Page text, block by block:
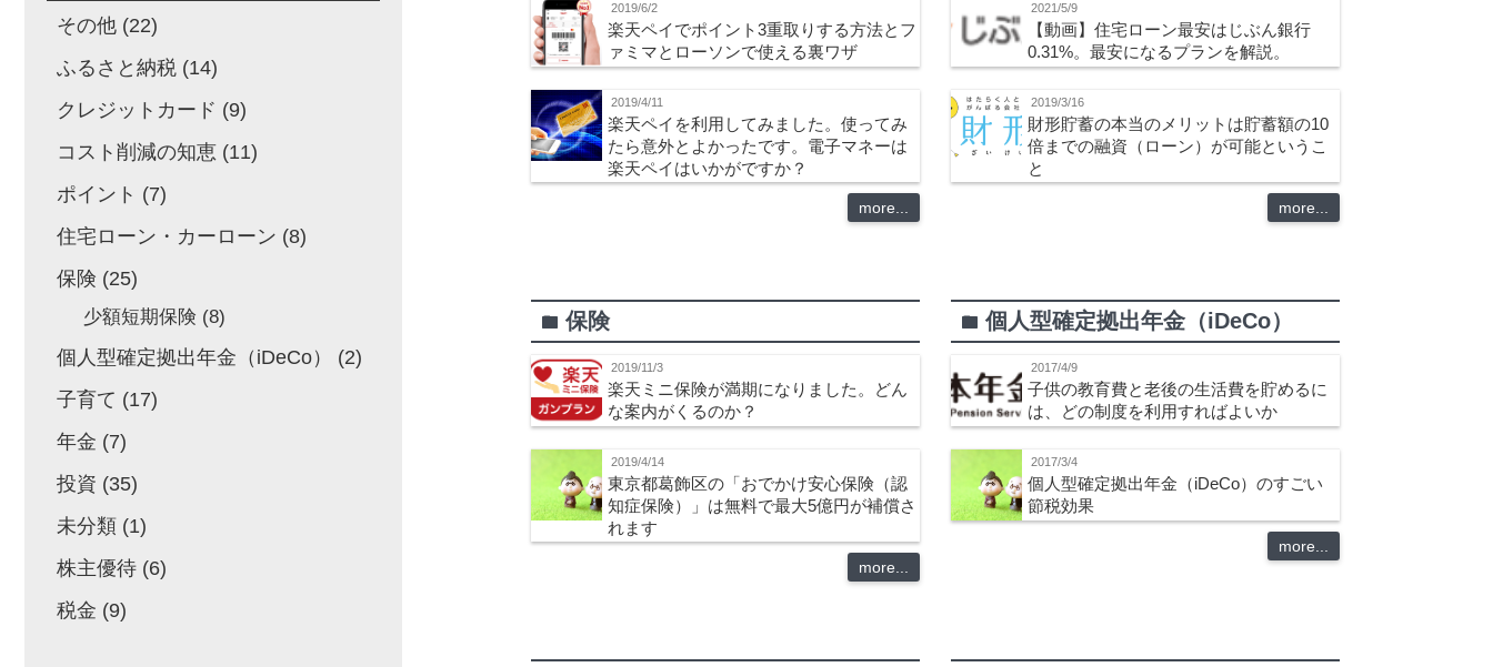
2019/6/2
楽天ペイでポイント3重取りする方法とフ
ァミマとローソンで使える裏ワザ
2019/4/11
楽天ペイを利用してみました。使ってみ
たら意外とよかったです。電子マネーは
楽天ペイはいかがですか？
more...
2021/5/9
【動画】住宅ローン最安はじぶん銀行
0.31%。最安になるプランを解説。
2019/3/16
財形貯蓄の本当のメリットは貯蓄額の10
倍までの融資（ローン）が可能というこ
と
more...
folder 保険
2019/11/3
楽天ミニ保険が満期になりました。どん
な案内がくるのか？
2019/4/14
東京都葛飾区の「おでかけ安心保険（認
知症保険）」は無料で最大5億円が補償さ
れます
more...
folder 個人型確定拠出年金（iDeCo）
2017/4/9
子供の教育費と老後の生活費を貯めるに
は、どの制度を利用すればよいか
2017/3/4
個人型確定拠出年金（iDeCo）のすごい
節税効果
more...
その他 (22)
ふるさと納税 (14)
クレジットカード (9)
コスト削減の知恵 (11)
ポイント (7)
住宅ローン・カーローン (8)
保険 (25)
少額短期保険 (8)
個人型確定拠出年金（iDeCo）
(2)
子育て (17)
年金 (7)
投資 (35)
未分類 (1)
株主優待 (6)
税金 (9)